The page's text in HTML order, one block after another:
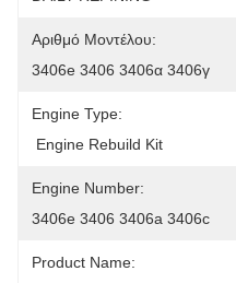
Αριθμό Μοντέλου:
3406e 3406 3406α 3406γ
Engine Type:
Engine Rebuild Kit
Engine Number:
3406e 3406 3406a 3406c
Product Name: